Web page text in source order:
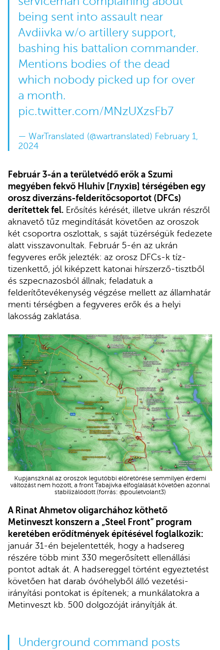
being sent into assault near
Avdiivka w/o artillery support,
bashing his battalion commander.
Mentions bodies of the dead
which nobody picked up for over
a month.
pic.twitter.com/MNzUXzsFb7
— WarTranslated (@wartranslated) February 1,
2024
Február 3-án a területvédő erők a Szumi
megyében fekvő Hluhiv [Глухів] térségében egy
orosz diverzáns-felderítőcsoportot (DFCs)
derítettek fel. Erősítés kérését, illetve ukrán részről
aknavető tűz megindítását követően az oroszok
két csoportra oszlottak, s saját tüzérségük fedezete
alatt visszavonultak. Február 5-én az ukrán
fegyveres erők jelezték: az orosz DFCs-k tíz-
tizenkettő, jól kiképzett katonai hírszerző-tisztből
és szpecnazosból állnak; feladatuk a
felderítőtevékenység végzése mellett az államhatár
menti térségben a fegyveres erők és a helyi
lakosság zaklatása.
Kupjanszknál az oroszok legutóbbi előretörése semmilyen érdemi
változást nem hozott, a front Tabajivka elfoglalását követően azonnal
stabilizálódott (forrás: @pouletvolant3)
A Rinat Ahmetov oligarchához köthető
Metinveszt konszern a „Steel Front” program
keretében erődítmények építésével foglalkozik:
január 31-én bejelentették, hogy a hadsereg
részére több mint 330 megerősített ellenállási
pontot adtak át. A hadsereggel történt egyeztetést
követően hat darab óvóhelyből álló vezetési-
irányítási pontokat is építenek; a munkálatokra a
Metinveszt kb. 500 dolgozóját irányítják át.
Underground command posts